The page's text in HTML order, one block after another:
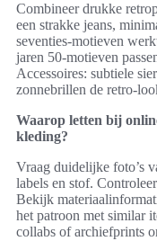
Combineer drukke
een strakke jeans,
seventies-motieven
jaren 50-motieven
Accessoires: subtiele
zonnebrillen de retro-
Waarop letten bij
kleding?
Vraag duidelijke foto’s
labels en stof.
Bekijk
het patroon met similar
collabs of archiefprints